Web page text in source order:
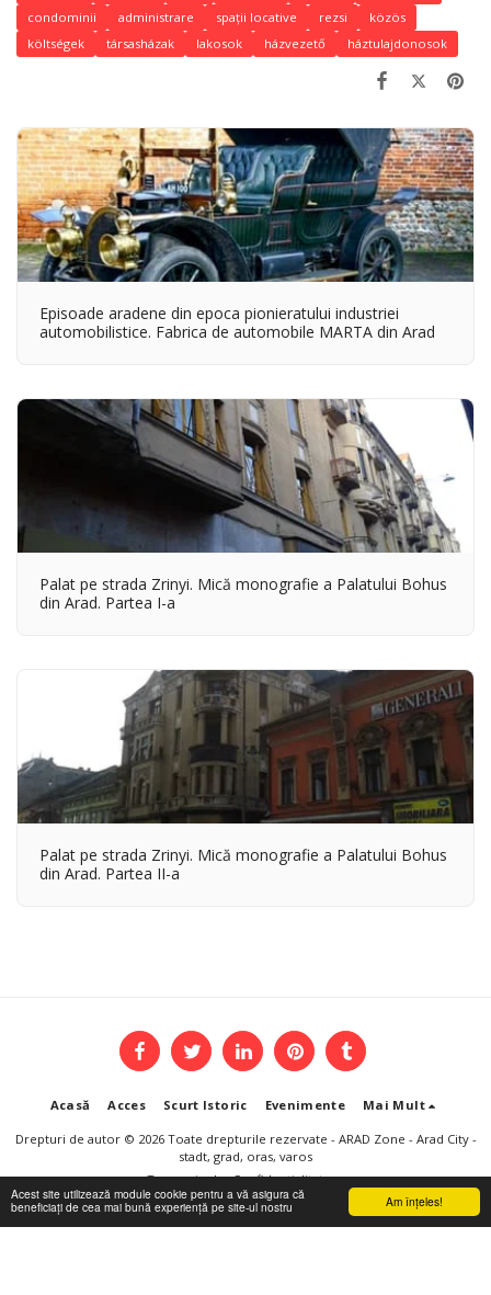
Am înţeles!
Acest site utilizează module cookie pentru a vă asigura că
beneficiați de cea mai bună experiență pe site-ul nostru
condominii
administrare spații locative rezsi
közös
költségek
társasházak lakosok házvezető háztulajdonosok
Episoade aradene din epoca pionieratului industriei
automobilistice. Fabrica de automobile MARTA din Arad
Palat pe strada Zrinyi. Mică monografie a Palatului Bohus
din Arad. Partea I-a
Palat pe strada Zrinyi. Mică monografie a Palatului Bohus
din Arad. Partea II-a
Acasă Acces Scurt Istoric Evenimente Mai Mult
Drepturi de autor © 2026 Toate drepturile rezervate - ARAD Zone - Arad City -
stadt, grad, oras, varos
Termeni|Confidențialitate